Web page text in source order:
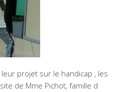
projet sur le handicap , les
de Mme Pichot, famille d